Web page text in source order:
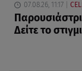
07.08.26, 11:17
Δείτε το